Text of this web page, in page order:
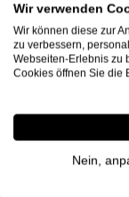
Wir verwenden
Wir können diese zur
zu verbessern,
Webseiten-Erlebnis zu
Cookies öffnen Sie die
Nein,